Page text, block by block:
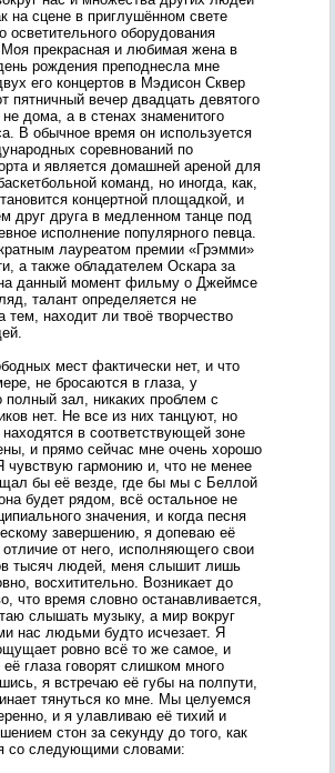
на сцене в приглушённом свете
осветительного оборудования
прекрасная и любимая жена в
рождения преподнесла мне
его концертов в Мэдисон Сквер
пятничный вечер двадцать девятого
дома, а в стенах знаменитого
В обычное время он используется
соревнований по
и является домашней ареной для
команд, но иногда, как,
концертной площадкой, и
друг друга в медленном танце под
исполнение популярного певца.
лауреатом премии «Грэмми»
а также обладателем Оскара за
данный момент фильму о Джеймсе
талант определяется не
тем, находит ли твоё творчество
мест фактически нет, и что
не бросаются в глаза, у
полный зал, никаких проблем с
нет. Не все из них танцуют, но
в соответствующей зоне
и прямо сейчас мне очень хорошо
чувствую гармонию и, что не менее
бы её везде, где бы мы с Беллой
будет рядом, всё остальное не
значения, и когда песня
завершению, я допеваю её
от него, исполняющего свои
тысяч людей, меня слышит лишь
восхитительно. Возникает до
что время словно останавливается,
слышать музыку, а мир вокруг
нас людьми будто исчезает. Я
ровно всё то же самое, и
глаза говорят слишком много
я встречаю её губы на полпути,
тянуться ко мне. Мы целуемся
и я улавливаю её тихий и
стон за секунду до того, как
со следующими словами: